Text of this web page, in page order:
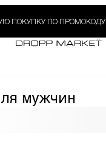
ПОКУПКУ ПО ПРОМОКОДУ
мужчин